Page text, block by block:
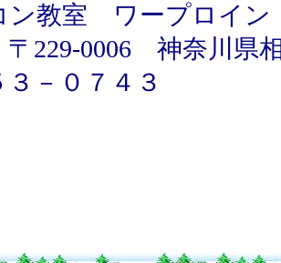
ン教室 ワープロイン
0006 神奈川県相
３－０７４３